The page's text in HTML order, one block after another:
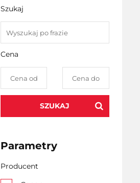
Szukaj
Cena
SZUKAJ
Parametry
Producent